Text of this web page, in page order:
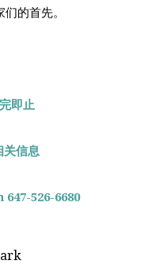
的首先。
即止
关信息
526-6680